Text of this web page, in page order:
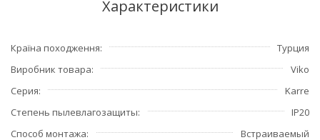
Характеристики
Країна походження
Турция
Виробник товара
Viko
Серия
Karre
Степень пылевлагозащиты
IP20
Способ монтажа
Встраиваемый